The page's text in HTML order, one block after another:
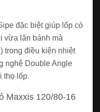
đặc biệt giúp lốp có
vừa lăn bánh mà
trong điều kiện nhiệt
nghệ Double Angle
thọ lốp.
Maxxis 120/80-16